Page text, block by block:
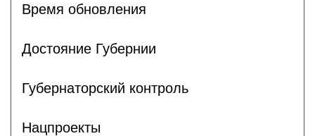
Время обновления
Достояние Губернии
Губернаторский контроль
Нацпроекты